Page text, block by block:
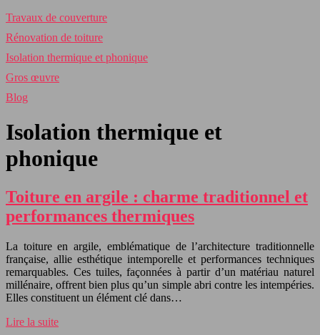
Travaux de couverture
Rénovation de toiture
Isolation thermique et phonique
Gros œuvre
Blog
Isolation thermique et
phonique
Toiture en argile : charme traditionnel et
performances thermiques
La toiture en argile, emblématique de l’architecture traditionnelle
française, allie esthétique intemporelle et performances techniques
remarquables. Ces tuiles, façonnées à partir d’un matériau naturel
millénaire, offrent bien plus qu’un simple abri contre les intempéries.
Elles constituent un élément clé dans…
Lire la suite